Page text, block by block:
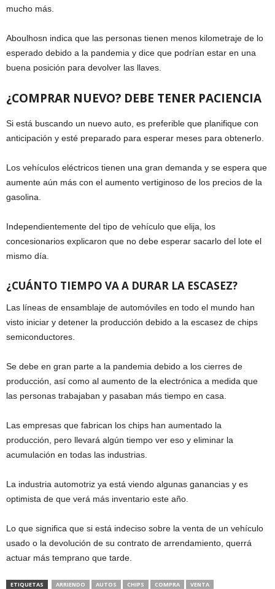
mucho más.
Aboulhosn indica que las personas tienen menos kilometraje de lo
esperado debido a la pandemia y dice que podrían estar en una
buena posición para devolver las llaves.
¿COMPRAR NUEVO? DEBE TENER PACIENCIA
Si está buscando un nuevo auto, es preferible que planifique con
anticipación y esté preparado para esperar meses para obtenerlo.
Los vehículos eléctricos tienen una gran demanda y se espera que
aumente aún más con el aumento vertiginoso de los precios de la
gasolina.
Independientemente del tipo de vehículo que elija, los
concesionarios explicaron que no debe esperar sacarlo del lote el
mismo día.
¿CUÁNTO TIEMPO VA A DURAR LA ESCASEZ?
Las líneas de ensamblaje de automóviles en todo el mundo han
visto iniciar y detener la producción debido a la escasez de chips
semiconductores.
Se debe en gran parte a la pandemia debido a los cierres de
producción, así como al aumento de la electrónica a medida que
las personas trabajaban y pasaban más tiempo en casa.
Las empresas que fabrican los chips han aumentado la
producción, pero llevará algún tiempo ver eso y eliminar la
acumulación en todas las industrias.
La industria automotriz ya está viendo algunas ganancias y es
optimista de que verá más inventario este año.
Lo que significa que si está indeciso sobre la venta de un vehículo
usado o la devolución de su contrato de arrendamiento, querrá
actuar más temprano que tarde.
ETIQUETAS ARRIENDO AUTOS CHIPS COMPRA VENTA